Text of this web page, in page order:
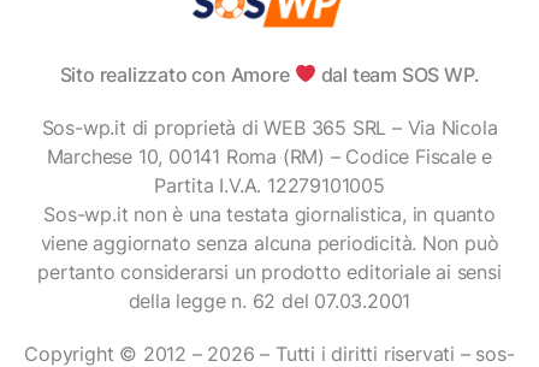
Sito realizzato con Amore dal team SOS WP.
Sos-wp.it di proprietà di WEB 365 SRL – Via Nicola
Marchese 10, 00141 Roma (RM) – Codice Fiscale e
Partita I.V.A. 12279101005
Sos-wp.it non è una testata giornalistica, in quanto
viene aggiornato senza alcuna periodicità. Non può
pertanto considerarsi un prodotto editoriale ai sensi
della legge n. 62 del 07.03.2001
Copyright © 2012 – 2026 – Tutti i diritti riservati – sos-